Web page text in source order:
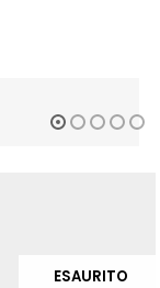
ESAURITO